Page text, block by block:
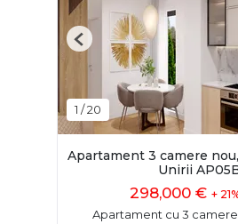
1 /20
Previous
Apartament 3 camere
Unirii
298,000 € +
Apartament cu 3